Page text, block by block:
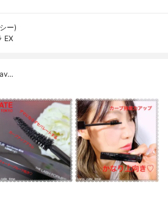
ー)
EX